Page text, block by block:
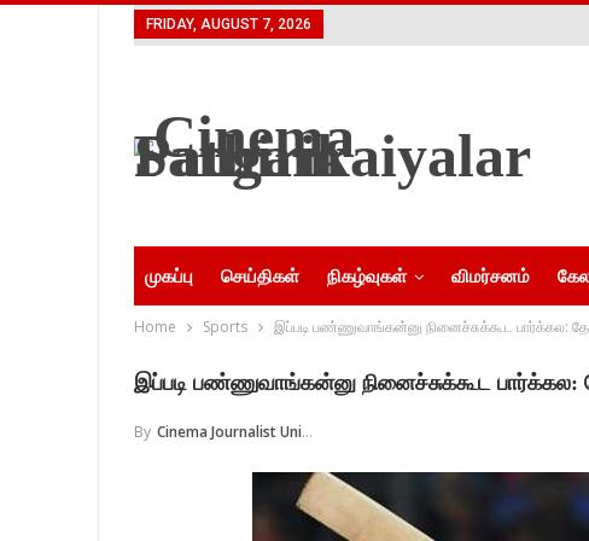
FRIDAY, AUGUST 7, 2026
முகப்பு செய்திகள் நிகழ்வுகள் விமர்சனம்
Home Sports இப்படி பண்ணுவாங்கன்னு நினைச்சுக்கூட பார்க்கல:
இப்படி பண்ணுவாங்கன்னு நினைச்சுக்கூட
By Cinema Journalist Union